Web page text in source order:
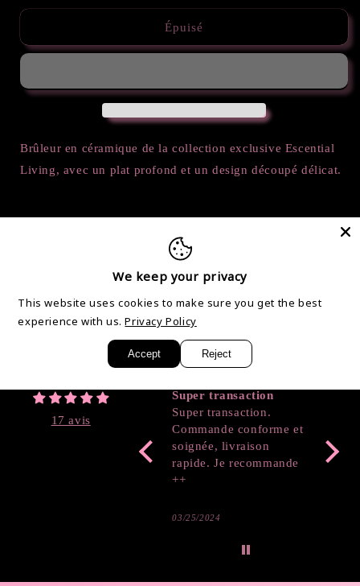
quantité
Brûleur
cuillère
chauffe-
plat
quantité
Brûleur
cuillère
bougie
chauffe-
plat
Épuisé
Brûleur en céramique de la collection exclusive Escential
Living, avec un plat profond et un design découpé délicat.
17 avis
Super transaction
Super transaction.
Commande conforme et
soignée, livraison
rapide. Je recommande
++
03/25/2024
We keep your privacy
This website uses cookies to make sure you get the best
experience with us. Privacy Policy
Accept Reject